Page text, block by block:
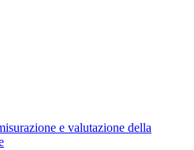
e valutazione della